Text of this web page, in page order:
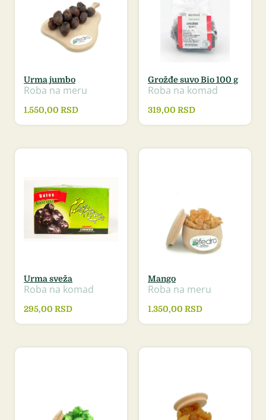
Urma jumbo
Roba na meru
1.550,00 RSD
Grožđe suvo Bio 100 g
Roba na komad
319,00 RSD
Urma sveža
Roba na komad
295,00 RSD
Mango
Roba na meru
1.350,00 RSD